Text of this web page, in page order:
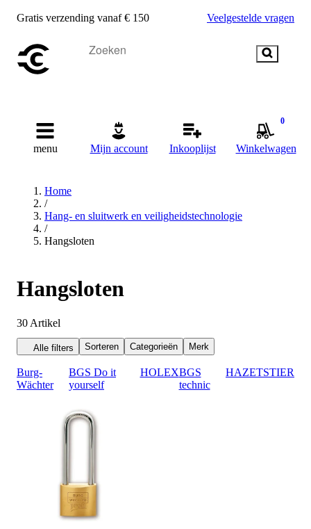
Gratis verzending vanaf € 150 Veelgestelde vragen
menu Mijn account Inkooplijst
0
Winkelwagen
Home
/
Hang- en sluitwerk en veiligheidstechnologie
/
Hangsloten
Hangsloten
30 Artikel
Alle filters Sorteren Categorieën Merk
Burg-
Wächter
BGS Do it
yourself
HOLEXBGS
technic
HAZETSTIER